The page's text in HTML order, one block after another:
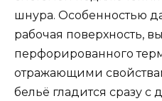
шнура. Особенностью
рабочая поверхность,
перфорированного
отражающими
бельё гладится сразу с